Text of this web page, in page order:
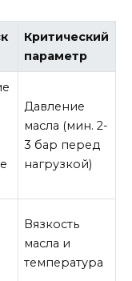
Критический
параметр
Давление
масла (мин. 2-
3 бар перед
нагрузкой)
Вязкость
масла и
температура